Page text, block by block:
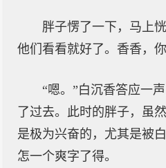
胖子愣了一下，马上
他们看看就好了。香香，
“嗯。”白沉香答应一
了过去。此时的胖子，虽
是极为兴奋的，尤其是被
怎一个爽字了得。